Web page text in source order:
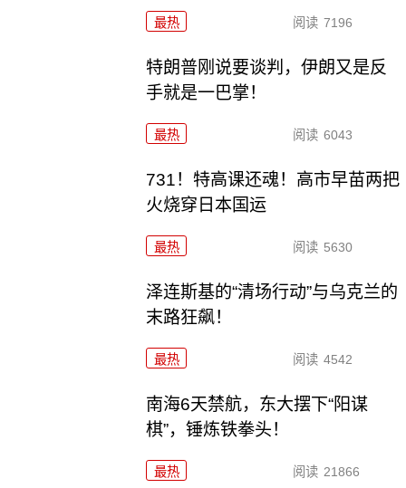
最热 阅读 7196
特朗普刚说要谈判，伊朗又是反
手就是一巴掌！
最热 阅读 6043
731！特高课还魂！高市早苗两把
火烧穿日本国运
最热 阅读 5630
泽连斯基的“清场行动”与乌克兰的
末路狂飙！
最热 阅读 4542
南海6天禁航，东大摆下“阳谋
棋”，锤炼铁拳头！
最热 阅读 21866